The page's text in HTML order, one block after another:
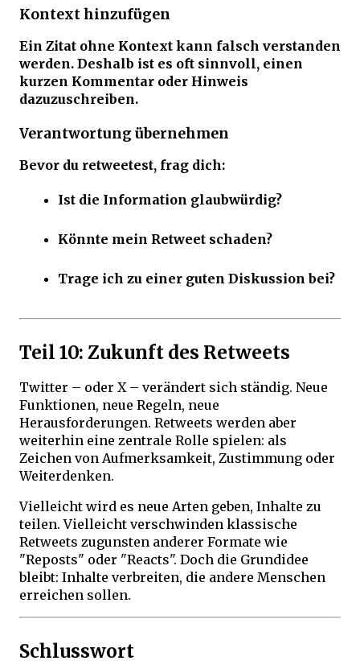
Kontext hinzufügen
Ein Zitat ohne Kontext kann falsch verstanden
werden. Deshalb ist es oft sinnvoll, einen
kurzen Kommentar oder Hinweis
dazuzuschreiben.
Verantwortung übernehmen
Bevor du retweetest, frag dich:
Ist die Information glaubwürdig?
Könnte mein Retweet schaden?
Trage ich zu einer guten Diskussion bei?
Teil 10: Zukunft des Retweets
Twitter – oder X – verändert sich ständig. Neue
Funktionen, neue Regeln, neue
Herausforderungen. Retweets werden aber
weiterhin eine zentrale Rolle spielen: als
Zeichen von Aufmerksamkeit, Zustimmung oder
Weiterdenken.
Vielleicht wird es neue Arten geben, Inhalte zu
teilen. Vielleicht verschwinden klassische
Retweets zugunsten anderer Formate wie
"Reposts" oder "Reacts". Doch die Grundidee
bleibt: Inhalte verbreiten, die andere Menschen
erreichen sollen.
Schlusswort